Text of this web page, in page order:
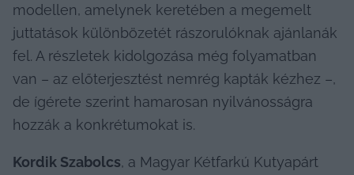
modellen, amelynek keretében a megemelt
juttatások különbözetét rászorulóknak ajánlanák
fel. A részletek kidolgozása még folyamatban
van – az előterjesztést nemrég kapták kézhez –,
de ígérete szerint hamarosan nyilvánosságra
hozzák a konkrétumokat is.
Kordik Szabolcs, a Magyar Kétfarkú Kutyapárt